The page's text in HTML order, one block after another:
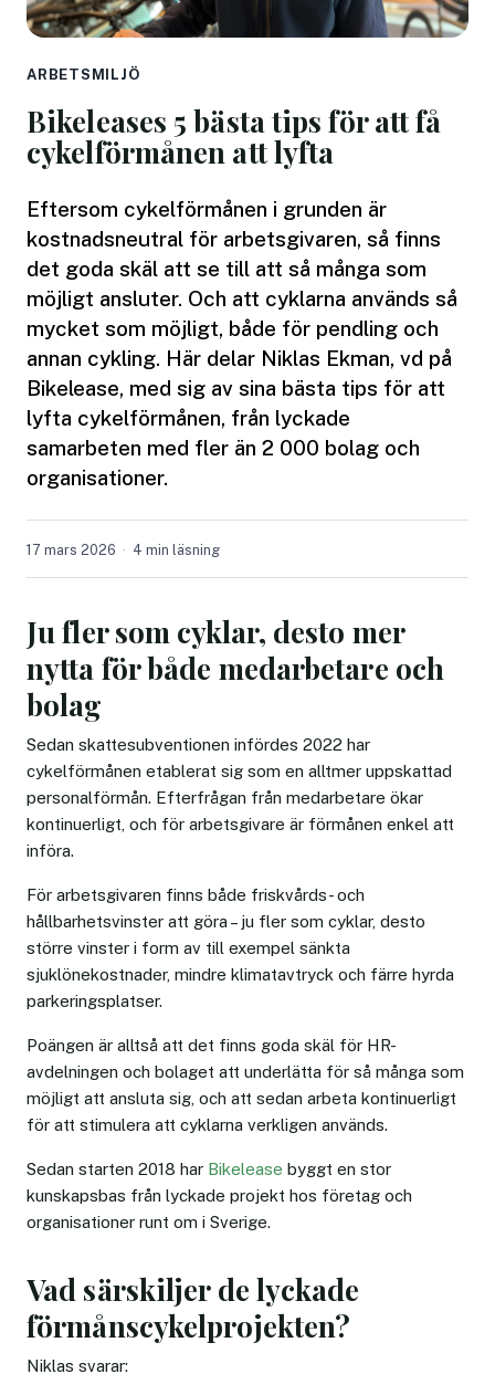
ARBETSMILJÖ
Bikeleases 5 bästa tips för att få
cykelförmånen att lyfta
Eftersom cykelförmånen i grunden är
kostnadsneutral för arbetsgivaren, så finns
det goda skäl att se till att så många som
möjligt ansluter. Och att cyklarna används så
mycket som möjligt, både för pendling och
annan cykling. Här delar Niklas Ekman, vd på
Bikelease, med sig av sina bästa tips för att
lyfta cykelförmånen, från lyckade
samarbeten med fler än 2 000 bolag och
organisationer.
17 mars 2026 4 min läsning
Ju fler som cyklar, desto mer
nytta för både medarbetare och
bolag
Sedan skattesubventionen infördes 2022 har
cykelförmånen etablerat sig som en alltmer uppskattad
personalförmån. Efterfrågan från medarbetare ökar
kontinuerligt, och för arbetsgivare är förmånen enkel att
införa.
För arbetsgivaren finns både friskvårds- och
hållbarhetsvinster att göra – ju fler som cyklar, desto
större vinster i form av till exempel sänkta
sjuklönekostnader, mindre klimatavtryck och färre hyrda
parkeringsplatser.
Poängen är alltså att det finns goda skäl för HR-
avdelningen och bolaget att underlätta för så många som
möjligt att ansluta sig, och att sedan arbeta kontinuerligt
för att stimulera att cyklarna verkligen används.
Sedan starten 2018 har Bikelease byggt en stor
kunskapsbas från lyckade projekt hos företag och
organisationer runt om i Sverige.
Vad särskiljer de lyckade
förmånscykelprojekten?
Niklas svarar: